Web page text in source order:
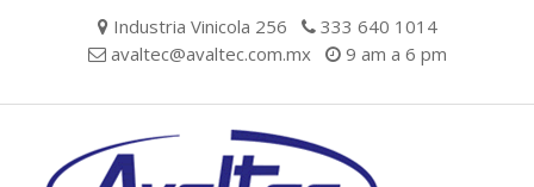
Industria Vinicola 256
333 640 1014
avaltec@avaltec.com.mx
9 am a 6 pm